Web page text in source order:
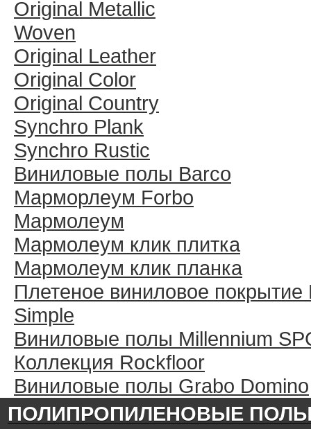
Original Metallic
Woven
Original Leather
Original Color
Original Country
Synchro Plank
Synchro Rustic
Виниловые полы Barco
Марморлеум Forbo
Мармолеум
Мармолеум клик плитка
Мармолеум клик планка
Плетеное виниловое покрытие
Simple
Виниловые полы Millennium
Коллекция Rockfloor
Виниловые полы Grabo Domino
ПОЛИПРОПИЛЕНОВЫЕ